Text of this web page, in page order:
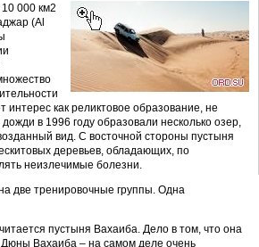
000 км2
(Al
как реликтовое образование, не
в 1996 году образовали несколько озер,
вид. С восточной стороны пустыня
деревьев, обладающих, по
неизлечимые болезни.
две тренировочные группы. Одна
пустыня Вахаиба. Дело в том, что она
Вахаиба – на самом деле очень